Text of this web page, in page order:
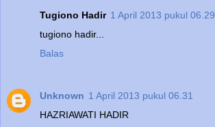
Tugiono Hadir 1 April 2013 pukul 06.29
tugiono hadir...
Balas
Unknown 1 April 2013 pukul 06.31
HAZRIAWATI HADIR